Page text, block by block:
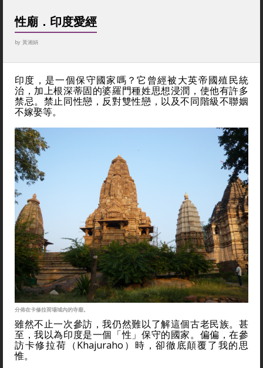
性廟．印度愛經
by 黃湘娟
印度，是一個保守國家嗎？它曾經被大英帝國殖民統
治，加上根深蒂固的婆羅門種姓思想浸潤，使他有許多
禁忌。禁止同性戀，反對雙性戀，以及不同階級不聯姻
不嫁娶等。
分佈在卡修拉荷場域內的寺廟。
雖然不止一次參訪，我仍然難以了解這個古老民族。甚
至，我以為印度是一個「性」保守的國家。偏偏，在參
訪卡修拉荷（Khajuraho）時，卻徹底顛覆了我的思
惟。